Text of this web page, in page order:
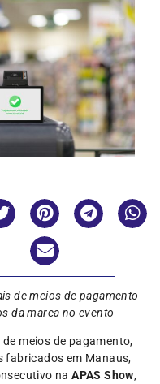
de meios de pagamento
da marca no evento
meios de pagamento,
fabricados em Manaus,
naAPAS Show,